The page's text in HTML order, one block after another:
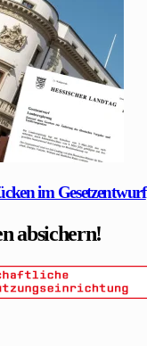
im Gesetzentwurf
absichern!